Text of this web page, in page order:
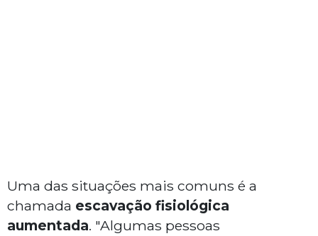
Uma das situações mais comuns é a
chamada escavação fisiológica
aumentada. "Algumas pessoas